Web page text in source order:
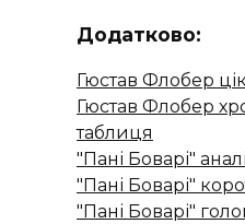
Додатково:
Гюстав Флобер
Гюстав Флобер
таблиця
"Пані Боварі"
"Пані Боварі"
"Пані Боварі"